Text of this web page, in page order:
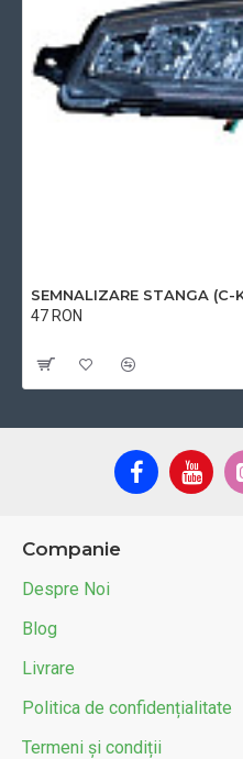
SEMNALIZARE STANGA (C-
47 RON
Companie
Despre Noi
Blog
Livrare
Politica de confidențialitate
Termeni și condiții